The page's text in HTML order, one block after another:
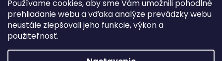
Používame cookies, aby sme Vám umožnili pohodlné
prehliadanie webu a vďaka analýze prevádzky webu
neustále zlepšovali jeho funkcie, výkon a
použiteľnosť.
Stima CZ Zidlestoly_cz
Vytvoril Shoptet